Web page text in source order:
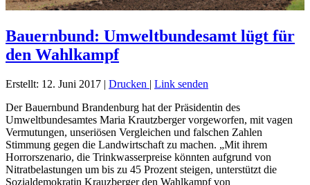
Bauernbund: Umweltbundesamt lügt für
den Wahlkampf
Erstellt: 12. Juni 2017 | Drucken | Link senden
Der Bauernbund Brandenburg hat der Präsidentin des
Umweltbundesamtes Maria Krautzberger vorgeworfen, mit vagen
Vermutungen, unseriösen Vergleichen und falschen Zahlen
Stimmung gegen die Landwirtschaft zu machen. „Mit ihrem
Horrorszenario, die Trinkwasserpreise könnten aufgrund von
Nitratbelastungen um bis zu 45 Prozent steigen, unterstützt die
Sozialdemokratin Krauzberger den Wahlkampf von